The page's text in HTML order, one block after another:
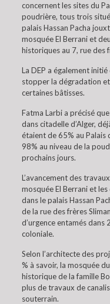
concernent les sites du
poudrière, tous trois
palais Hassan Pacha
mosquée El Berrani et
historiques au 7, rue des
La DEP a également
stopper la dégradation
certaines bâtisses.
Fatma Larbi a précisé
dans citadelle d’Alger,
étaient de 65% au Palais
98% au niveau de la
prochains jours.
L’avancement des
mosquée El Berrani et
dans le palais Hassan
de la rue des frères
d’urgence entamés dans
coloniale.
Selon l’architecte des
% à savoir, la mosquée
historique de la famille
plus de travaux de
souterrain.